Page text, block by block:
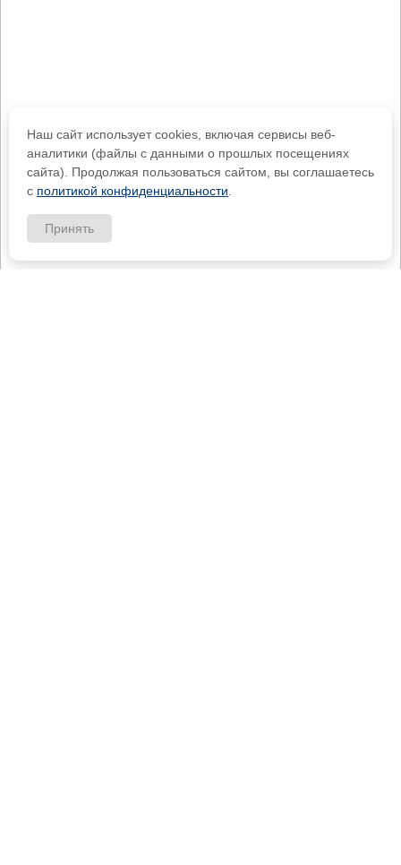
Наш сайт использует cookies, включая сервисы веб-
аналитики (файлы с данными о прошлых посещениях
сайта). Продолжая пользоваться сайтом, вы соглашаетесь
с политикой конфиденциальности
Принять